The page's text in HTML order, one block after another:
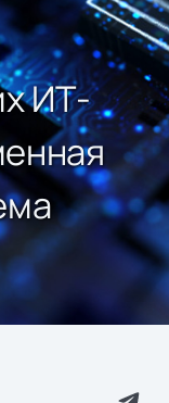
ИТ-